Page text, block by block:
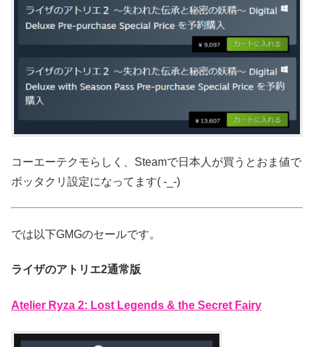
コーエーテクモらしく、Steamで日本人が買うとおま値で
ボッタクリ設定になってます( -_-)
では以下GMGのセールです。
ライザのアトリエ2通常版
Atelier Ryza 2: Lost Legends & the Secret Fairy